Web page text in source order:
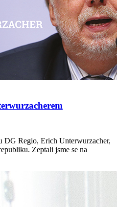
DG Regio, Erich Unterwurzacher,
Zeptali jsme se na